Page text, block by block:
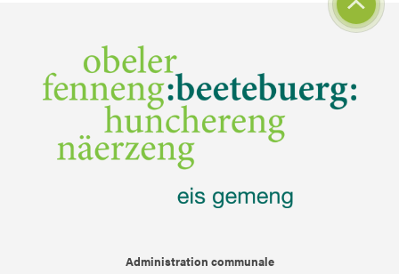
Administration communale